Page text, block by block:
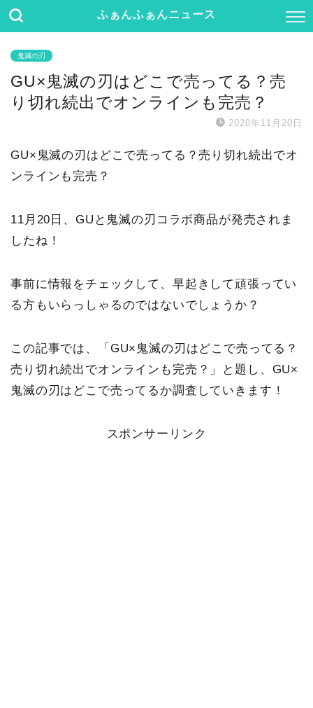
ふぁんふぁんニュース
鬼滅の刃
GU×鬼滅の刃はどこで売ってる？売
り切れ続出でオンラインも完売？
2020年11月20日
GU×鬼滅の刃はどこで売ってる？売り切れ続出でオ
ンラインも完売？
11月20日、GUと鬼滅の刃コラボ商品が発売されま
したね！
事前に情報をチェックして、早起きして頑張ってい
る方もいらっしゃるのではないでしょうか？
この記事では、「GU×鬼滅の刃はどこで売ってる？
売り切れ続出でオンラインも完売？」と題し、GU×
鬼滅の刃はどこで売ってるか調査していきます！
スポンサーリンク